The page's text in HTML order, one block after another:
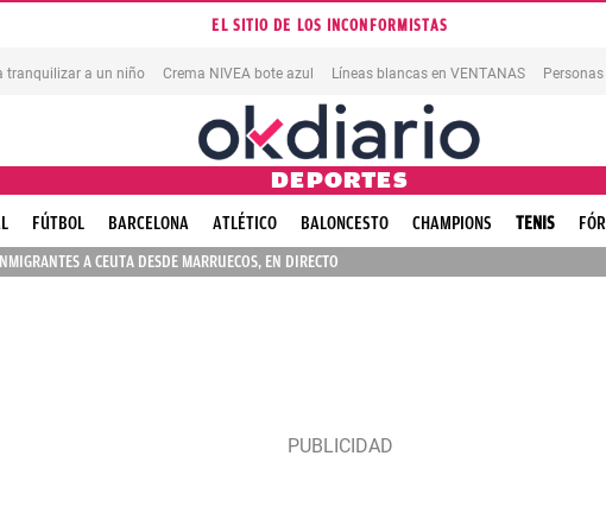
EL SITIO DE LOS INCONFORMISTAS
tranquilizar a un niño Crema NIVEA bote azul Líneas blancas en VENTANAS Personas
DEPORTES
FÚTBOL BARCELONA ATLÉTICO BALONCESTO CHAMPIONS TENIS
A CEUTA DESDE MARRUECOS, EN DIRECTO